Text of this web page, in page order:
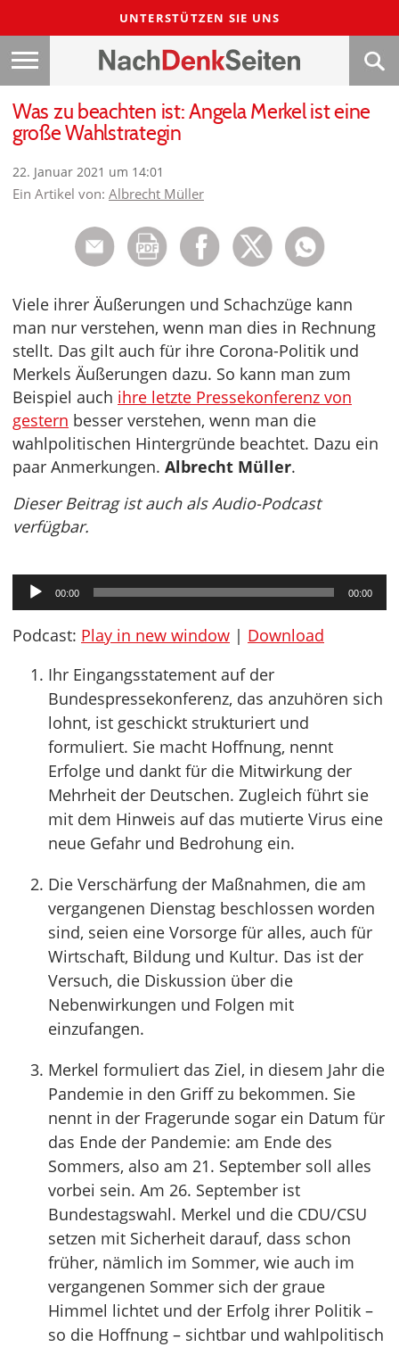
UNTERSTÜTZEN SIE UNS
Was zu beachten ist: Angela Merkel ist eine
große Wahlstrategin
22. Januar 2021 um 14:01
Ein Artikel von: Albrecht Müller
Viele ihrer Äußerungen und Schachzüge kann
man nur verstehen, wenn man dies in Rechnung
stellt. Das gilt auch für ihre Corona-Politik und
Merkels Äußerungen dazu. So kann man zum
Beispiel auch ihre letzte Pressekonferenz von
gestern besser verstehen, wenn man die
wahlpolitischen Hintergründe beachtet. Dazu ein
paar Anmerkungen. Albrecht Müller.
Dieser Beitrag ist auch als Audio-Podcast
verfügbar.
Audio-
Player
00:00 00:00
Podcast: Play in new window | Download
Ihr Eingangsstatement auf der
Bundespressekonferenz, das anzuhören sich
lohnt, ist geschickt strukturiert und
formuliert. Sie macht Hoffnung, nennt
Erfolge und dankt für die Mitwirkung der
Mehrheit der Deutschen. Zugleich führt sie
mit dem Hinweis auf das mutierte Virus eine
neue Gefahr und Bedrohung ein.
Die Verschärfung der Maßnahmen, die am
vergangenen Dienstag beschlossen worden
sind, seien eine Vorsorge für alles, auch für
Wirtschaft, Bildung und Kultur. Das ist der
Versuch, die Diskussion über die
Nebenwirkungen und Folgen mit
einzufangen.
Merkel formuliert das Ziel, in diesem Jahr die
Pandemie in den Griff zu bekommen. Sie
nennt in der Fragerunde sogar ein Datum für
das Ende der Pandemie: am Ende des
Sommers, also am 21. September soll alles
vorbei sein. Am 26. September ist
Bundestagswahl. Merkel und die CDU/CSU
setzen mit Sicherheit darauf, dass schon
früher, nämlich im Sommer, wie auch im
vergangenen Sommer sich der graue
Himmel lichtet und der Erfolg ihrer Politik –
so die Hoffnung – sichtbar und wahlpolitisch